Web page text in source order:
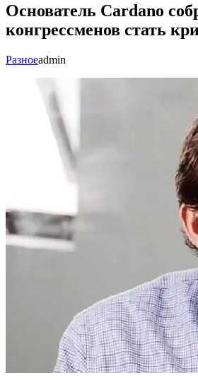
Основатель Cardano
конгрессменов стать
Разноеadmin